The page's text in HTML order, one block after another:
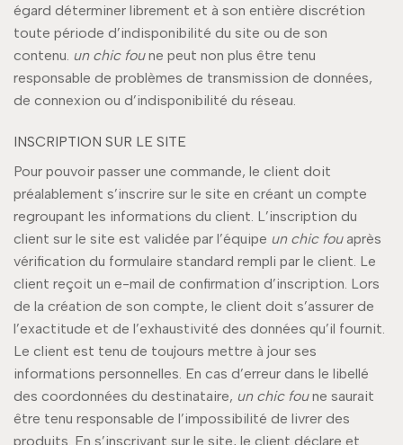
égard déterminer librement et à son entière discrétion
toute période d’indisponibilité du site ou de son
contenu. un chic foune peut non plus être tenu
responsable de problèmes de transmission de données,
de connexion ou d’indisponibilité du réseau.
INSCRIPTION SUR LE SITE
Pour pouvoir passer une commande, le client doit
préalablement s’inscrire sur le site en créant un compte
regroupant les informations du client. L’inscription du
client sur le site est validée par l’équipe un chic fouaprès
vérification du formulaire standard rempli par le client. Le
client reçoit un e-mail de confirmation d’inscription. Lors
de la création de son compte, le client doit s’assurer de
l’exactitude et de l’exhaustivité des données qu’il fournit.
Le client est tenu de toujours mettre à jour ses
informations personnelles. En cas d’erreur dans le libellé
des coordonnées du destinataire, un chic foune saurait
être tenu responsable de l’impossibilité de livrer des
produits. En s’inscrivant sur le site, le client déclare et